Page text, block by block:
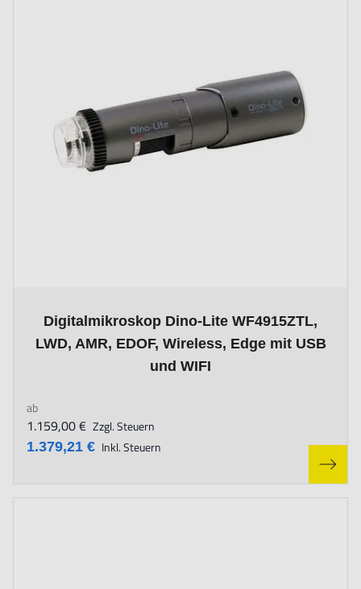
Digitalmikroskop Dino-Lite WF4915ZTL,
LWD, AMR, EDOF, Wireless, Edge mit USB
und WIFI
The price depends on the options chosen on the product page
ab
1.379,21 € Inkl. Steuern
1.159,00 € Zzgl. Steuern